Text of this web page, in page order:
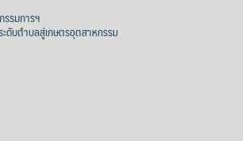
รมการฯ
ดับตำบลสู่เกษตรอุตสาหกรรม